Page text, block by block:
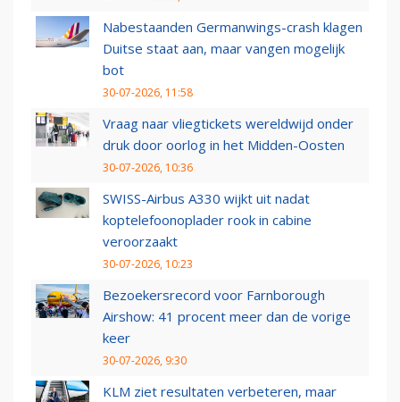
Nabestaanden Germanwings-crash klagen
Duitse staat aan, maar vangen mogelijk
bot
30-07-2026, 11:58
Vraag naar vliegtickets wereldwijd onder
druk door oorlog in het Midden-Oosten
30-07-2026, 10:36
SWISS-Airbus A330 wijkt uit nadat
koptelefoonoplader rook in cabine
veroorzaakt
30-07-2026, 10:23
Bezoekersrecord voor Farnborough
Airshow: 41 procent meer dan de vorige
keer
30-07-2026, 9:30
KLM ziet resultaten verbeteren, maar